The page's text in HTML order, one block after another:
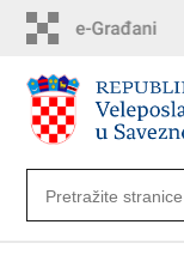
sadržaj